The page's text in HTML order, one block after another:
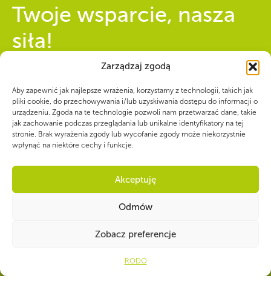
Zarządzaj zgodą
Aby zapewnić jak najlepsze wrażenia, korzystamy z technologii, takich jak
pliki cookie, do przechowywania i/lub uzyskiwania dostępu do informacji o
urządzeniu. Zgoda na te technologie pozwoli nam przetwarzać dane, takie
jak zachowanie podczas przeglądania lub unikalne identyfikatory na tej
stronie. Brak wyrażenia zgody lub wycofanie zgody może niekorzystnie
wpłynąć na niektóre cechy i funkcje.
Akceptuję
Odmów
Zobacz preferencje
RODO
Twoje wsparcie, nasza
siła!
Numer konta do darowizn na rzecz Hufca ZHP
Andrychów
98 1140 1010 0000 5720 1500
1009